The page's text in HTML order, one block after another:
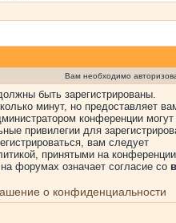
Вам необходимо
быть зарегистрированы.
минут, но предоставляет
конференции
привилегии для
вам следует
принятыми на
форумах означает согласие со
о конфиденциальности